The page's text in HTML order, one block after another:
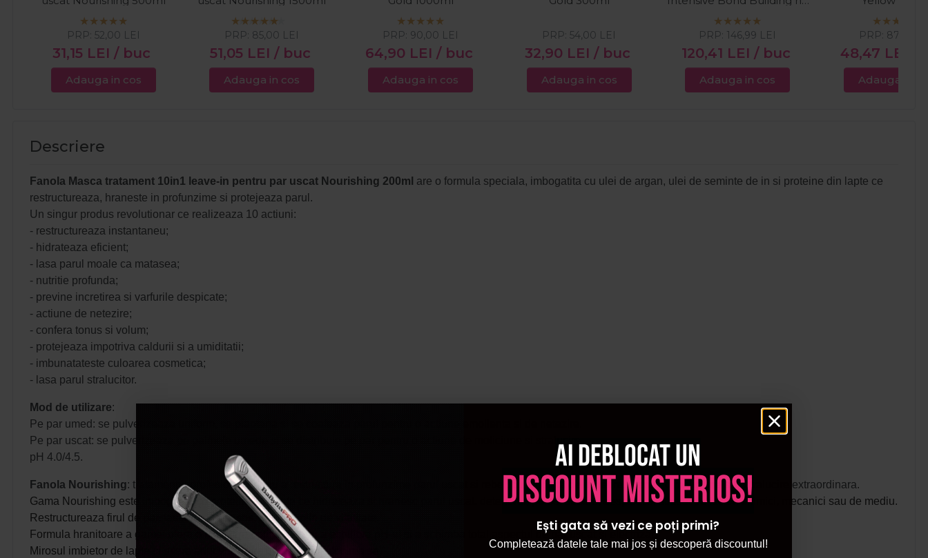
31,15 LEI / buc
PRP: 52,00 LEI
Adauga in cos
51,05 LEI / buc
PRP: 85,00 LEI
Adauga in cos
64,90 LEI / buc
PRP: 90,00 LEI
Adauga in cos
32,90 LEI / buc
PRP: 54,00 LEI
Adauga in cos
0 155ml
120,41 LEI / buc
PRP: 146,99 LEI
Adauga in cos
48,47 LEI
PRP: 87,00
Adauga in
Descriere
Fanola Masca tratament 10in1 leave-in pentru par uscat Nourishing 200ml are o formula speciala, imbogatita cu ulei de argan, ulei de seminte de in si proteine din lapte ce
restructureaza, hraneste in profunzime si protejeaza parul.
Un singur produs revolutionar ce realizeaza 10 actiuni:
- restructureaza instantaneu;
- hidrateaza eficient;
- lasa parul moale ca matasea;
- nutritie profunda;
- previne incretirea si varfurile despicate;
- actiune de netezire;
- confera tonus si volum;
- protejeaza impotriva caldurii si a umiditatii;
- imbunatateste culoarea cosmetica;
- lasa parul stralucitor.
Mod de utilizare:
Pe par umed: se pulverizeaza uniform, se piaptana si se coafeaza parul pentru o actiune emolienta si de netezire.
Pe par uscat: se pulverizeaza pe palmele umede si se distribuie pe par pentru o actiune de moliciune si stralucire.
pH 4.0/4.5.
Fanola Nourishing: tratamentul profesional pentru a restructura in profunzime parul uscat si rebel, cu tendinta de incretire, oferind o moliciune si o stralucire extraordinara.
Gama Nourishing este imbogatita cu proteine din lapte ce hidrateaza si hranesc parul uscat, deteriorat, poros, subtire, despicat si stresat de factori chimici, mecanici sau de mediu.
Restructureaza firul de par, lasandu-l matasos, suplu si plin de vitalitate.
Formula hranitoare a gamei ofera o hidratare optima pentru a echilibra pH-ul si a schimba total aspectul de par uscat si electrizat.
Mirosul imbietor de lapte si miere aduce un plus deosebit in folosirea sa.
Ai deblocat un
discount misterios!
Ești gata să vezi ce poți primi?
Completează datele tale mai jos și descoperă discountul!